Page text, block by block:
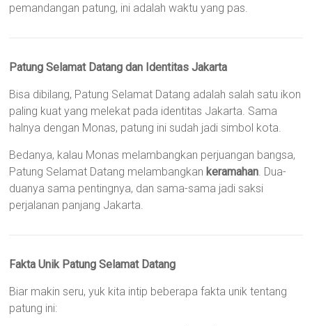
pemandangan patung, ini adalah waktu yang pas.
Patung Selamat Datang dan Identitas Jakarta
Bisa dibilang, Patung Selamat Datang adalah salah satu ikon
paling kuat yang melekat pada identitas Jakarta. Sama
halnya dengan Monas, patung ini sudah jadi simbol kota.
Bedanya, kalau Monas melambangkan perjuangan bangsa,
Patung Selamat Datang melambangkan keramahan . Dua-
duanya sama pentingnya, dan sama-sama jadi saksi
perjalanan panjang Jakarta.
Fakta Unik Patung Selamat Datang
Biar makin seru, yuk kita intip beberapa fakta unik tentang
patung ini: